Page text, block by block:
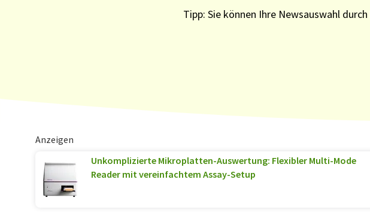
Tipp: Sie können Ihre Newsauswahl durch
Anzeigen
Unkomplizierte Mikroplatten-Auswertung: Flexibler Multi-Mode
Reader mit vereinfachtem Assay-Setup